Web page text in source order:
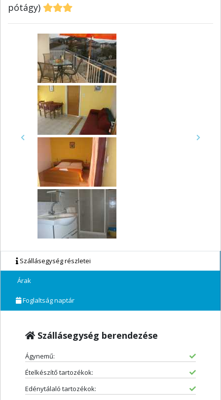
pótágy)
Previous Next
Szállásegység részletei
Árak
Foglaltság naptár
Szállásegység berendezése
Ágynemű:
Ételkészítő tartozékok:
Edénytálaló tartozékok: